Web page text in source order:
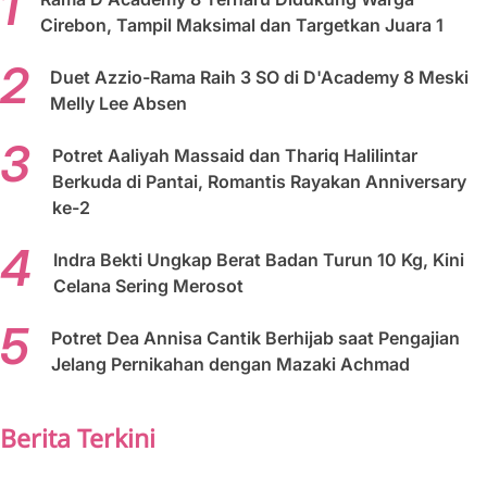
Cirebon, Tampil Maksimal dan Targetkan Juara 1
Duet Azzio-Rama Raih 3 SO di D'Academy 8 Meski
Melly Lee Absen
Potret Aaliyah Massaid dan Thariq Halilintar
Berkuda di Pantai, Romantis Rayakan Anniversary
ke-2
Indra Bekti Ungkap Berat Badan Turun 10 Kg, Kini
Celana Sering Merosot
Potret Dea Annisa Cantik Berhijab saat Pengajian
Jelang Pernikahan dengan Mazaki Achmad
Berita Terkini